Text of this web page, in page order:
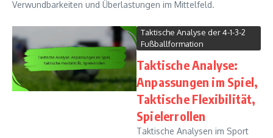
Verwundbarkeiten und Überlastungen im Mittelfeld.
Taktische Analyse der 4-1-3-2
Fußballformation
Taktische Analyse:
Anpassungen im Spiel,
Taktische Flexibilität,
Spielerrollen
Taktische Analysen im Sport